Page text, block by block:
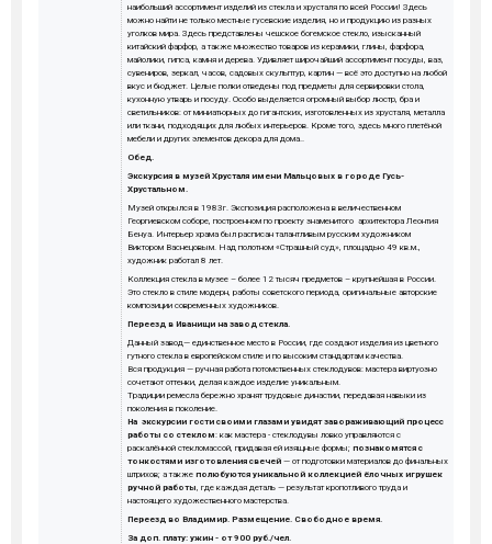
наибольший ассортимент изделий из стекла и хрусталя по всей России! Здесь
можно найти не только местные гусевские изделия, но и продукцию из разных
уголков мира. Здесь представлены чешское богемское стекло, изысканный
китайский фарфор, а также множество товаров из керамики, глины, фарфора,
майолики, гипса, камня и дерева. Удивляет широчайший ассортимент посуды, ваз,
сувениров, зеркал, часов, садовых скульптур, картин — всё это доступно на любой
вкус и бюджет. Целые полки отведены под предметы для сервировки стола,
кухонную утварь и посуду. Особо выделяется огромный выбор люстр, бра и
светильников: от миниатюрных до гигантских, изготовленных из хрусталя, металла
или ткани, подходящих для любых интерьеров. Кроме того, здесь много плетёной
мебели и других элементов декора для дома..
Обед.
Экскурсия в музей Хрусталя имени Мальцовых в городе Гусь-
Хрустальном.
Музей открылся в 1983г. Экспозиция расположена в величественном
Георгиевском соборе, построенном по проекту знаменитого архитектора Леонтия
Бенуа. Интерьер храма был расписан талантливым русским художником
Виктором Васнецовым. Над полотном «Страшный суд», площадью 49 кв.м.,
художник работал 8 лет.
Коллекция стекла в музее – более 12 тысяч предметов – крупнейшая в России.
Это стекло в стиле модерн, работы советского периода, оригинальные авторские
композиции современных художников.
Переезд в Иванищи на завод стекла.
Данный завод— единственное место в России, где создают изделия из цветного
гутного стекла в европейском стиле и по высоким стандартам качества.
Вся продукция — ручная работа потомственных стеклодувов: мастера виртуозно
сочетают оттенки, делая каждое изделие уникальным.
Традиции ремесла бережно хранят трудовые династии, передавая навыки из
поколения в поколение.
На экскурсии гости своими глазами увидят завораживающий процесс
работы со стеклом: как мастера - стеклодувы ловко управляются с
раскалённой стекломассой, придавая ей изящные формы; познакомятся с
тонкостями изготовления свечей — от подготовки материалов до финальных
штрихов; а также полюбуются уникальной коллекцией ёлочных игрушек
ручной работы, где каждая деталь — результат кропотливого труда и
настоящего художественного мастерства.
Переезд во Владимир. Размещение. Свободное время.
За доп. плату: ужин - от 900 руб./чел.